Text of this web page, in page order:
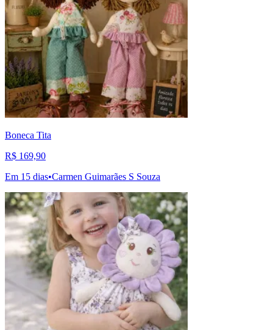
Boneca Tita
R$ 169,90
Em 15 dias•Carmen Guimarães S Souza